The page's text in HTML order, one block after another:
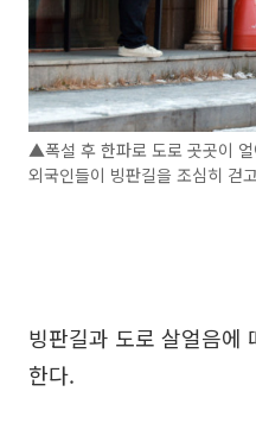
▲폭설 후 한파로 도로 곳곳이
외국인들이 빙판길을 조심히 걷
빙판길과 도로 살얼음에
한다.